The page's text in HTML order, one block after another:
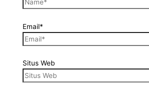
Email*
Situs Web